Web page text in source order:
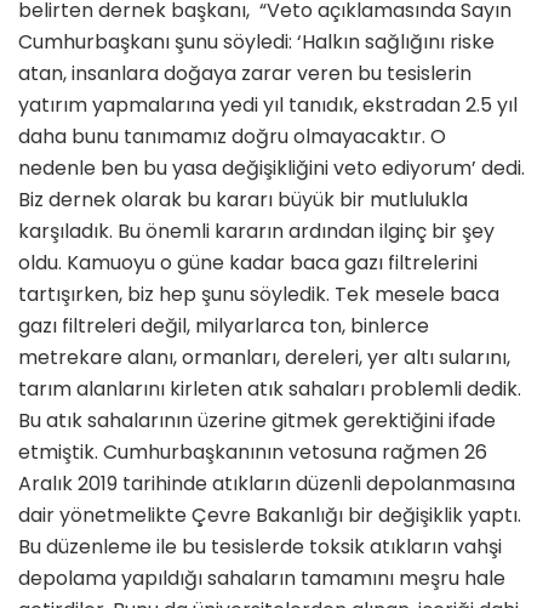
belirten dernek başkanı, “Veto açıklamasında Sayın
Cumhurbaşkanı şunu söyledi: ‘Halkın sağlığını riske
atan, insanlara doğaya zarar veren bu tesislerin
yatırım yapmalarına yedi yıl tanıdık, ekstradan 2.5 yıl
daha bunu tanımamız doğru olmayacaktır. O
nedenle ben bu yasa değişikliğini veto ediyorum’ dedi.
Biz dernek olarak bu kararı büyük bir mutlulukla
karşıladık. Bu önemli kararın ardından ilginç bir şey
oldu. Kamuoyu o güne kadar baca gazı filtrelerini
tartışırken, biz hep şunu söyledik. Tek mesele baca
gazı filtreleri değil, milyarlarca ton, binlerce
metrekare alanı, ormanları, dereleri, yer altı sularını,
tarım alanlarını kirleten atık sahaları problemli dedik.
Bu atık sahalarının üzerine gitmek gerektiğini ifade
etmiştik. Cumhurbaşkanının vetosuna rağmen 26
Aralık 2019 tarihinde atıkların düzenli depolanmasına
dair yönetmelikte Çevre Bakanlığı bir değişiklik yaptı.
Bu düzenleme ile bu tesislerde toksik atıkların vahşi
depolama yapıldığı sahaların tamamını meşru hale